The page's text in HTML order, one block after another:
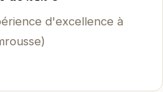
d'excellence à